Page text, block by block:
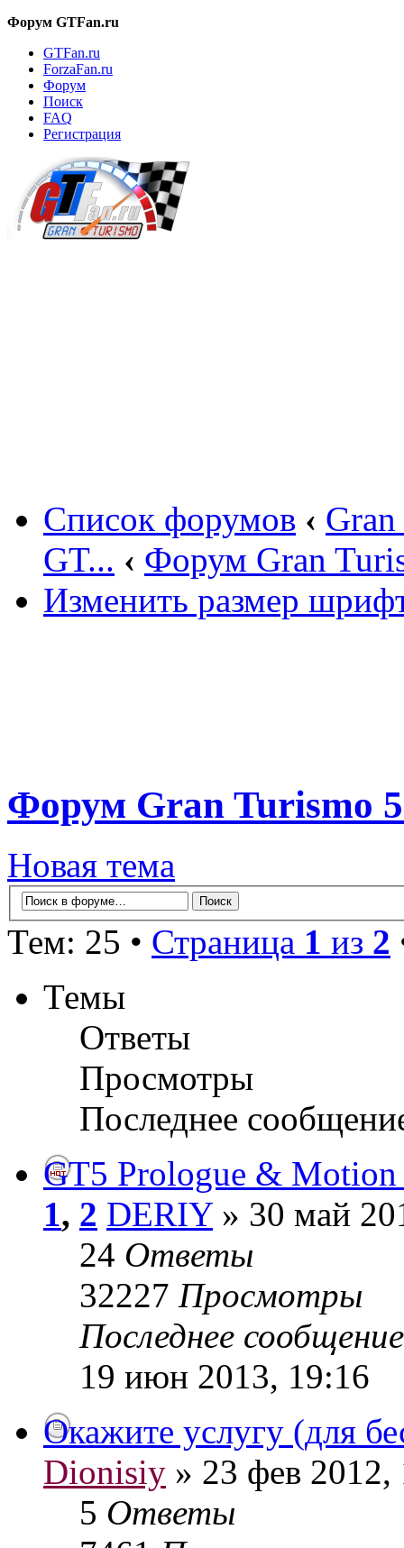
Форум GTFan.ru
GTFan.ru
ForzaFan.ru
Форум
Поиск
FAQ
Регистрация
Список форумов ‹
GT... ‹ Форум Gran
Изменить размер
Форум Gran Turismo
Новая тема
Тем: 25 • Страница 1 из 2
Темы
Ответы
Просмотры
Последнее
GT5 Prologue &
1, 2 DERIY» 30 май
24 Ответы
32227 Просмотры
Последнее
19 июн 2013, 19:16
Окажите услугу (для
Dionisiy » 23 фев 2012,
5 Ответы